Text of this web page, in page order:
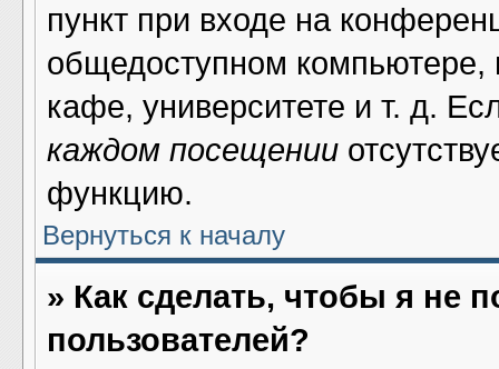
пункт при входе на
общедоступном компьютере,
кафе, университете и т. д.
каждом посещении
функцию.
Вернуться к началу
» Как сделать, чтобы я не
пользователей?